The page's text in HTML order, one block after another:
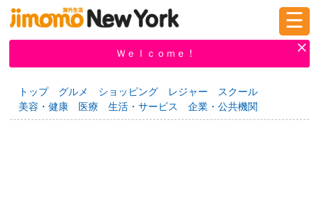
新規登録
掲示板 タウン情報 教えて！
☰
Ｗｅｌｃｏｍｅ！
トップ グルメ ショッピング レジャー
スクール
美容・健康
医療 生活・サービス 企業・公共機関